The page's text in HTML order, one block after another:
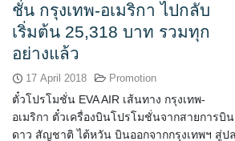
ชั่น กรุงเทพ-อเมริกา ไปกลับ
เริ่มต้น 25,318 บาท รวมทุก
อย่างแล้ว
17 April 2018 Promotion
ตั๋วโปรโมชั่น EVA AIR เส้นทาง กรุงเทพ-
อเมริกา ตั๋วเครื่องบินโปรโมชั่นจากสายการบิ
ดาว สัญชาติ ไต้หวัน บินออกจากกรุงเทพฯ สู่ป